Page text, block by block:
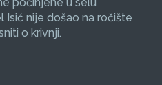
počinjene u selu
Isić nije došao na ročište
o krivnji.